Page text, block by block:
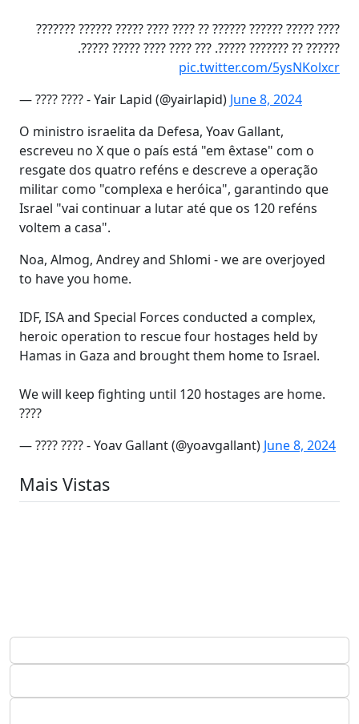
???? ????? ?????? ?????? ?? ???? ???? ????? ?????? ???????
?????? ?? ??????? ?????. ??? ???? ???? ????? ?????.
pic.twitter.com/5ysNKolxcr
— ???? ???? - Yair Lapid (@yairlapid) June 8, 2024
O ministro israelita da Defesa, Yoav Gallant,
escreveu no X que o país está "em êxtase" com o
resgate dos quatro reféns e descreve a operação
militar como "complexa e heróica", garantindo que
Israel "vai continuar a lutar até que os 120 reféns
voltem a casa".
Noa, Almog, Andrey and Shlomi - we are overjoyed
to have you home.
IDF, ISA and Special Forces conducted a complex,
heroic operation to rescue four hostages held by
Hamas in Gaza and brought them home to Israel.
We will keep fighting until 120 hostages are home.
????
— ???? ???? - Yoav Gallant (@yoavgallant) June 8, 2024
Mais Vistas